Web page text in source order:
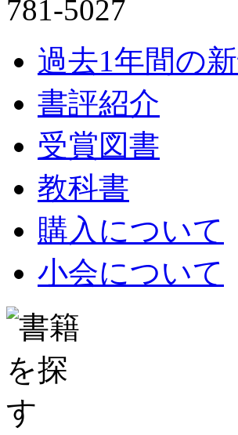
過去1年間の新
書評紹介
受賞図書
教科書
購入について
小会について